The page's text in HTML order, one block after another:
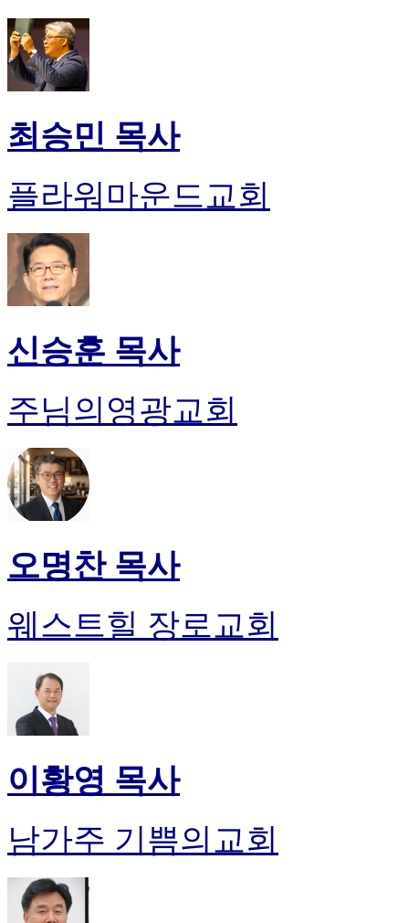
최승민 목사
플라워마운드교회
신승훈 목사
주님의영광교회
오명찬 목사
웨스트힐 장로교회
이황영 목사
남가주 기쁨의교회